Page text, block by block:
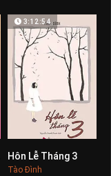
3:12:54
Hôn Lễ Tháng 3
Tào Đình